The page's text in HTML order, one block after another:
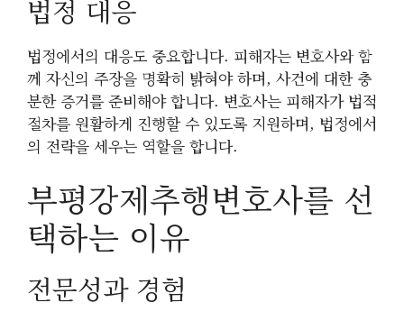
법정 대응
법정에서의 대응도 중요합니다. 피해자는 변호사와 함
께 자신의 주장을 명확히 밝혀야 하며, 사건에 대한 충
분한 증거를 준비해야 합니다. 변호사는 피해자가 법적
절차를 원활하게 진행할 수 있도록 지원하며, 법정에서
의 전략을 세우는 역할을 합니다.
부평강제추행변호사를 선
택하는 이유
전문성과 경험